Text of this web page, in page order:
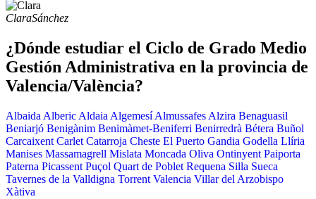
ClaraSánchez
¿Dónde estudiar el Ciclo de Grado Medio
Gestión Administrativa en la provincia de
Valencia/València?
Albaida Alberic Aldaia Algemesí Almussafes Alzira Benaguasil
Beniarjó Benigànim Benimàmet-Beniferri Benirredrà Bétera Buñol
Carcaixent Carlet Catarroja Cheste El Puerto Gandia Godella Llíria
Manises Massamagrell Mislata Moncada Oliva Ontinyent Paiporta
Paterna Picassent Puçol Quart de Poblet Requena Silla Sueca
Tavernes de la Valldigna Torrent Valencia Villar del Arzobispo
Xàtiva